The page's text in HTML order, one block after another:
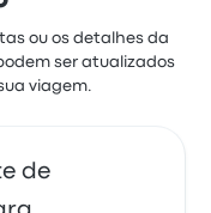
ou os detalhes da
ser atualizados
viagem.
de